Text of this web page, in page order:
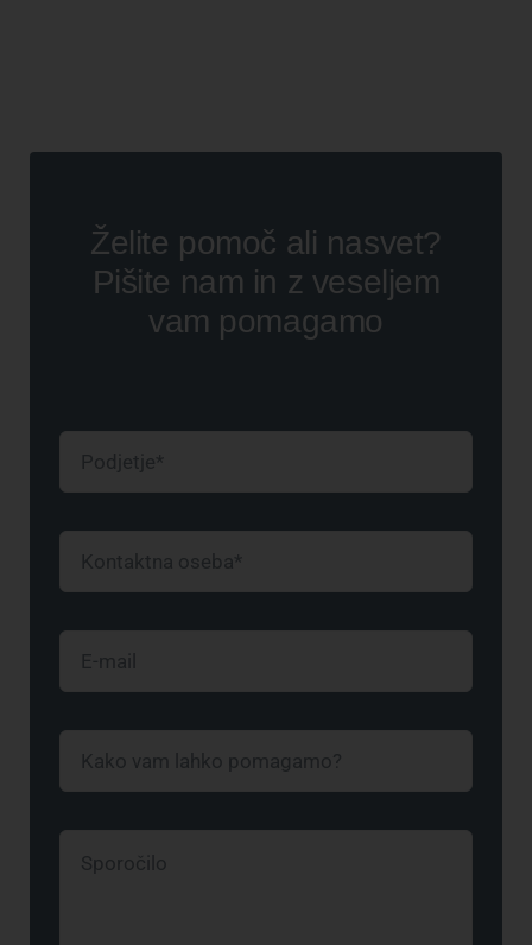
Želite pomoč ali nasvet?
Pišite nam in z veseljem
vam pomagamo